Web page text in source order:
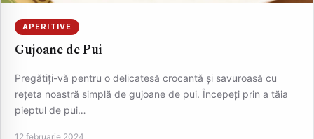
APERITIVE
Gujoane de Pui
Pregătiți-vă pentru o delicatesă crocantă și savuroasă cu
rețeta noastră simplă de gujoane de pui. Începeți prin a tăia
pieptul de pui…
12 februarie 2024